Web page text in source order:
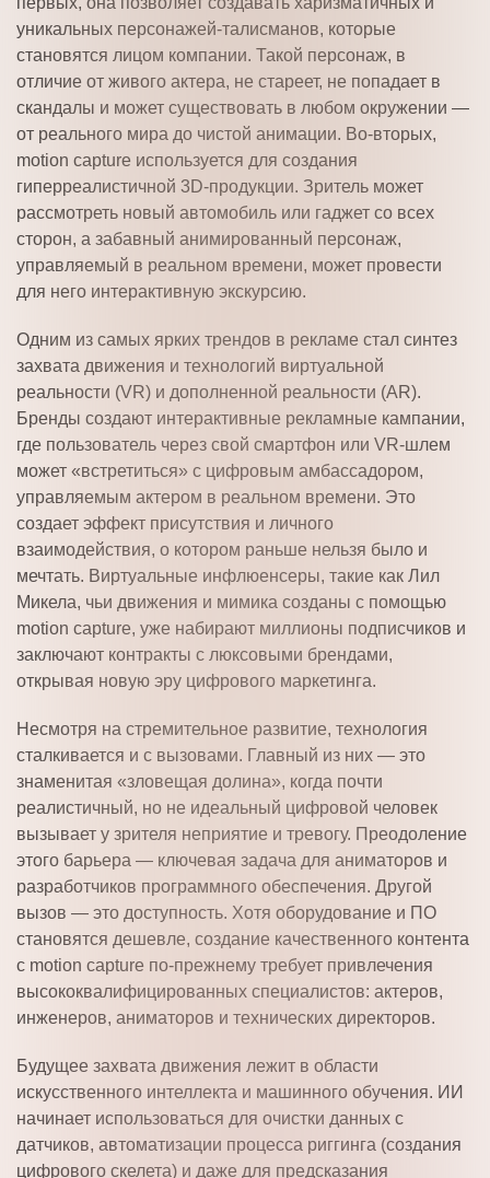
уникальных персонажей-талисманов, которые
становятся лицом компании. Такой персонаж, в
отличие от живого актера, не стареет, не попадает в
скандалы и может существовать в любом окружении —
от реального мира до чистой анимации. Во-вторых,
motion capture используется для создания
гиперреалистичной 3D-продукции. Зритель может
рассмотреть новый автомобиль или гаджет со всех
сторон, а забавный анимированный персонаж,
управляемый в реальном времени, может провести
для него интерактивную экскурсию.
Одним из самых ярких трендов в рекламе стал синтез
захвата движения и технологий виртуальной
реальности (VR) и дополненной реальности (AR).
Бренды создают интерактивные рекламные кампании,
где пользователь через свой смартфон или VR-шлем
может «встретиться» с цифровым амбассадором,
управляемым актером в реальном времени. Это
создает эффект присутствия и личного
взаимодействия, о котором раньше нельзя было и
мечтать. Виртуальные инфлюенсеры, такие как Лил
Микела, чьи движения и мимика созданы с помощью
motion capture, уже набирают миллионы подписчиков и
заключают контракты с люксовыми брендами,
открывая новую эру цифрового маркетинга.
Несмотря на стремительное развитие, технология
сталкивается и с вызовами. Главный из них — это
знаменитая «зловещая долина», когда почти
реалистичный, но не идеальный цифровой человек
вызывает у зрителя неприятие и тревогу. Преодоление
этого барьера — ключевая задача для аниматоров и
разработчиков программного обеспечения. Другой
вызов — это доступность. Хотя оборудование и ПО
становятся дешевле, создание качественного контента
с motion capture по-прежнему требует привлечения
высококвалифицированных специалистов: актеров,
инженеров, аниматоров и технических директоров.
Будущее захвата движения лежит в области
искусственного интеллекта и машинного обучения. ИИ
начинает использоваться для очистки данных с
датчиков, автоматизации процесса риггинга (создания
цифрового скелета) и даже для предсказания